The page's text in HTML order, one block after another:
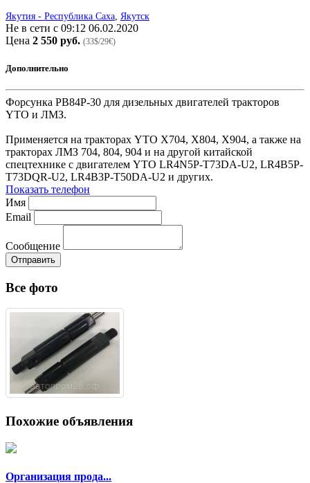
Якутия - Республика Саха, Якутск
Не в сети с 09:12 06.02.2020
Цена 2 550 руб. (33$/29€)
Дополнительно
Форсунка PB84P-30 для дизельных двигателей тракторов
YTO и ЛМЗ.
Применяется на тракторах YTO X704, X804, X904, а также на
тракторах ЛМЗ 704, 804, 904 и на другой китайской
спецтехнике с двигателем YTO LR4N5P-T73DA-U2, LR4B5P-
T73DQR-U2, LR4B3P-T50DA-U2 и других.
Показать телефон
Имя
Email
Сообщение
Отправить
Все фото
Похожие объявления
Организация прода...